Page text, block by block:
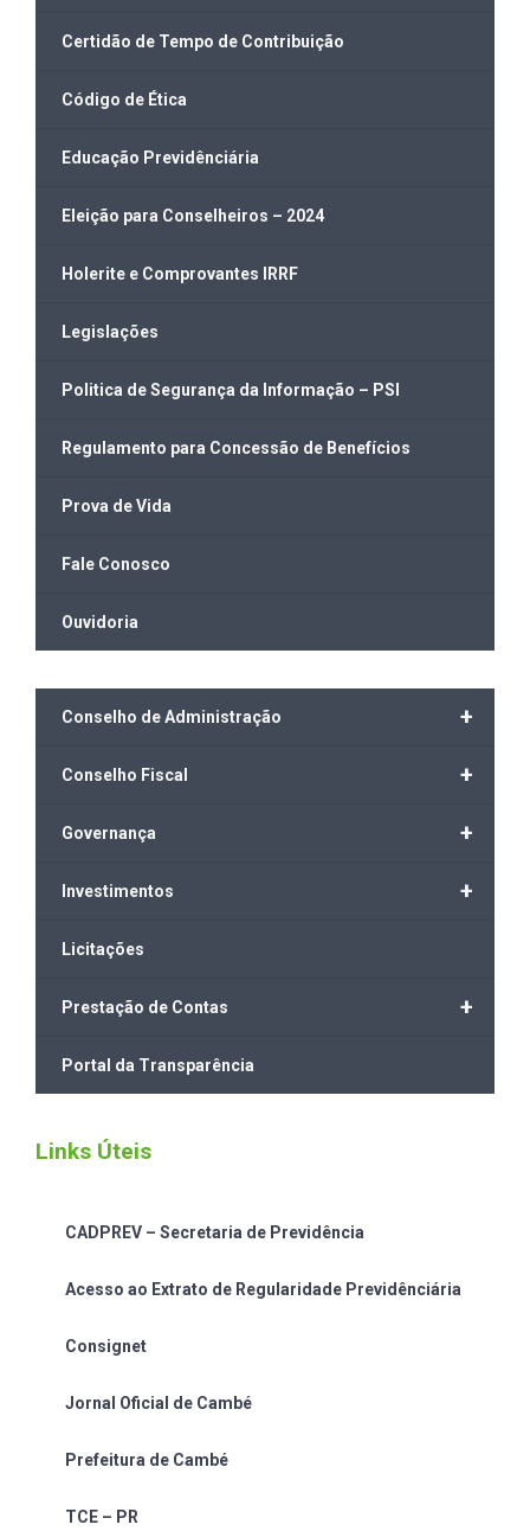
Certidão de Tempo de Contribuição
Código de Ética
Educação Previdênciária
Eleição para Conselheiros – 2024
Holerite e Comprovantes IRRF
Legislações
Politica de Segurança da Informação – PSI
Regulamento para Concessão de Benefícios
Prova de Vida
Fale Conosco
Ouvidoria
+
Conselho de Administração
+
Conselho Fiscal
+
Governança
+
Investimentos
Licitações
+
Prestação de Contas
Portal da Transparência
Links Úteis
CADPREV – Secretaria de Previdência
Acesso ao Extrato de Regularidade Previdênciária
Consignet
Jornal Oficial de Cambé
Prefeitura de Cambé
TCE – PR